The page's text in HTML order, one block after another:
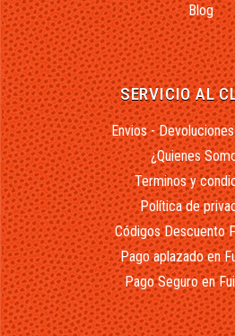
Blog
SERVICIO AL
Envios -
¿Quienes
Terminos y
Política de
Códigos Descuento
Pago aplazado en
Pago Seguro en